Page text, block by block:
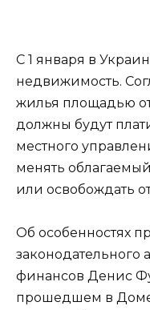
С 1 января в
недвижимость.
жилья площадью
должны будут
местного
менять
или освобождать
Об особенностях
законодательного
финансов Денис
прошедшем в